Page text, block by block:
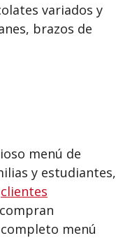
variados y
brazos de
menú de
y estudiantes,
clientes
menú